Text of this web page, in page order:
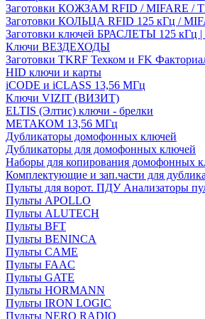
Заготовки КОЖЗАМ RFID / MIFARE /
Заготовки КОЛЬЦА RFID 125 кГц /
Заготовки ключей БРАСЛЕТЫ 125 кГц
Ключи ВЕЗДЕХОДЫ
Заготовки TKRF Техком и FK
HID ключи и карты
iCODE и iCLASS 13,56 МГц
Ключи VIZIT (ВИЗИТ)
ELTIS (Элтис) ключи - брелки
МЕТАКОМ 13,56 МГц
Дубликаторы домофонных ключей
Дубликаторы для домофонных ключей
Наборы для копирования домофонных
Комплектующие и зап.части для
Пульты для ворот. ПДУ Анализаторы
Пульты APOLLO
Пульты ALUTECH
Пульты BFT
Пульты BENINCA
Пульты CAME
Пульты FAAC
Пульты GATE
Пульты HORMANN
Пульты IRON LOGIC
Пульты NERO RADIO